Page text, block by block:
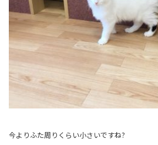
今よりふた周りくらい小さいですね?